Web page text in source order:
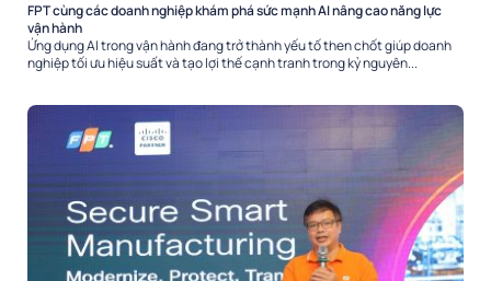
FPT cùng các doanh nghiệp khám phá sức mạnh AI nâng cao năng lực
vận hành
Ứng dụng AI trong vận hành đang trở thành yếu tố then chốt giúp doanh
nghiệp tối ưu hiệu suất và tạo lợi thế cạnh tranh trong kỷ nguyên...